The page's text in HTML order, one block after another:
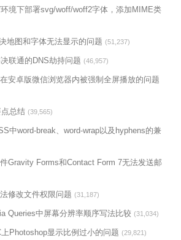
境下部署svg/woff/woff2字体，添加MIME类
地图和字体无法显示的问题 (51,237)
联通的DNS劫持问题 (46,957)
安卓版微信浏览器内被强制全屏播放的问题
总结 (39,565)
中word-break、word-wrap以及hyphens的兼
Gravity Forms和Contact Form 7无法发送邮
修改文件权限问题 (31,187)
Queries中屏幕分辨率顺序写法比较 (31,034)
Photoshop显示比例过小的问题 (29,821)